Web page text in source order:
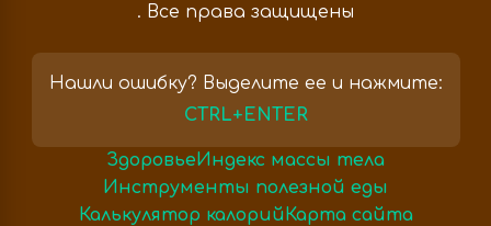
. Все права защищены
Нашли ошибку? Выделите ее и нажмите:
CTRL+ENTER
Здоровье Индекс массы тела
Инструменты полезной еды
Калькулятор калорий Карта сайта